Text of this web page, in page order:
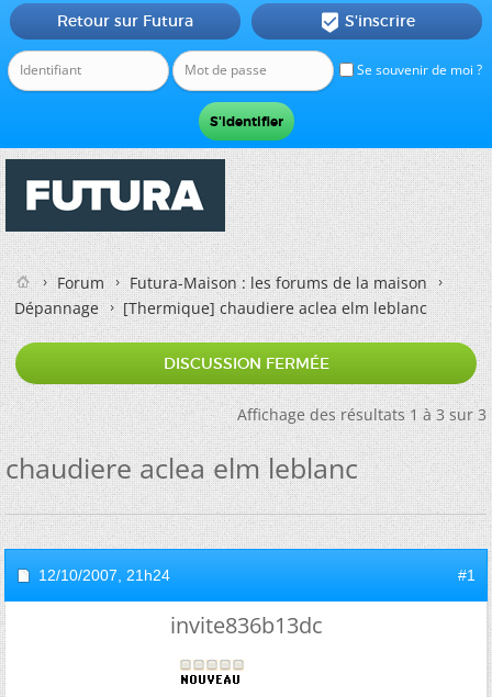
Se souvenir de moi ?
Retour sur Futura  S'inscrire
Forum
Futura-Maison : les forums de la maison
Dépannage
[Thermique]chaudiere aclea elm leblanc
DISCUSSION FERMÉE
Affichage des résultats 1 à 3 sur 3
chaudiere aclea elm leblanc
12/10/2007, 21h24 #1
invite836b13dc